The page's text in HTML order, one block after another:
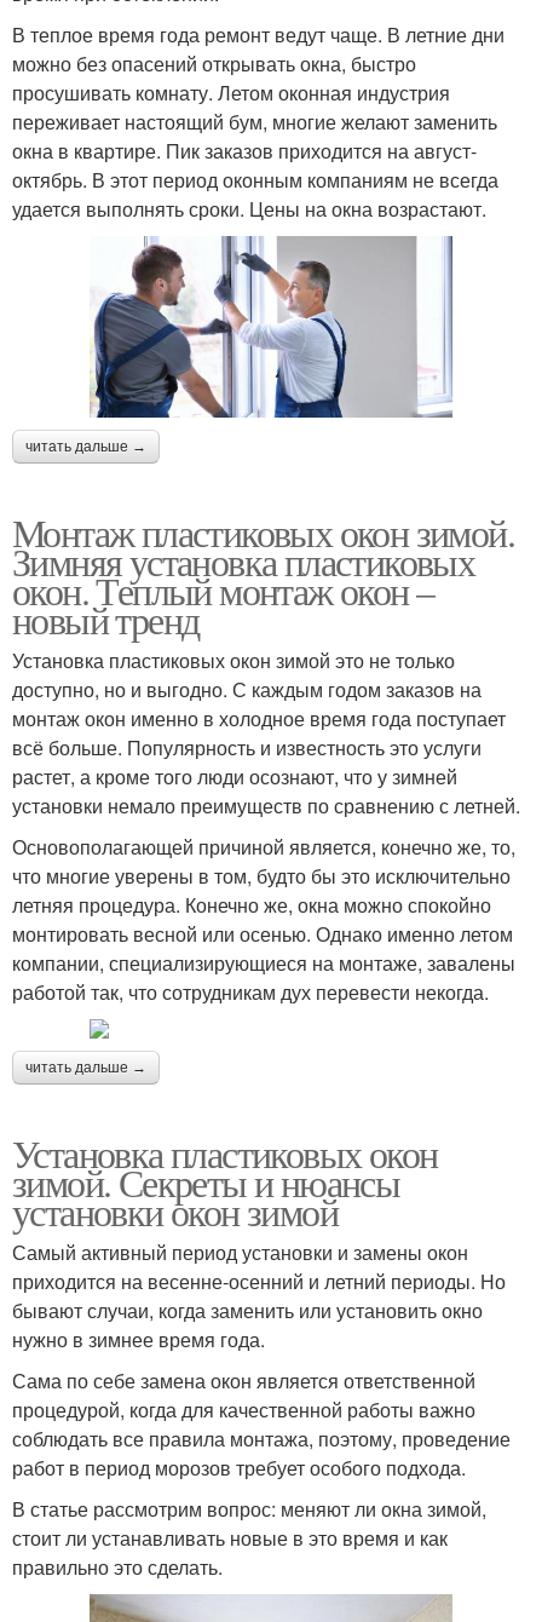
В теплое время года ремонт ведут чаще. В летние дни
можно без опасений открывать окна, быстро
просушивать комнату. Летом оконная индустрия
переживает настоящий бум, многие желают заменить
окна в квартире. Пик заказов приходится на август-
октябрь. В этот период оконным компаниям не всегда
удается выполнять сроки. Цены на окна возрастают.
читать дальше →
Монтаж пластиковых окон зимой.
Зимняя установка пластиковых
окон. Теплый монтаж окон –
новый тренд
Установка пластиковых окон зимой это не только
доступно, но и выгодно. С каждым годом заказов на
монтаж окон именно в холодное время года поступает
всё больше. Популярность и известность это услуги
растет, а кроме того люди осознают, что у зимней
установки немало преимуществ по сравнению с летней.
Основополагающей причиной является, конечно же, то,
что многие уверены в том, будто бы это исключительно
летняя процедура. Конечно же, окна можно спокойно
монтировать весной или осенью. Однако именно летом
компании, специализирующиеся на монтаже, завалены
работой так, что сотрудникам дух перевести некогда.
читать дальше →
Установка пластиковых окон
зимой. Секреты и нюансы
установки окон зимой
Самый активный период установки и замены окон
приходится на весенне-осенний и летний периоды. Но
бывают случаи, когда заменить или установить окно
нужно в зимнее время года.
Сама по себе замена окон является ответственной
процедурой, когда для качественной работы важно
соблюдать все правила монтажа, поэтому, проведение
работ в период морозов требует особого подхода.
В статье рассмотрим вопрос: меняют ли окна зимой,
стоит ли устанавливать новые в это время и как
правильно это сделать.